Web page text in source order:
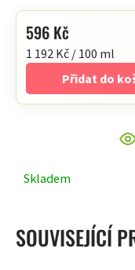
Skladem
596 Kč
Měrná
1 192 Kč / 100 ml
Přidat do
SOUVISEJÍCÍ